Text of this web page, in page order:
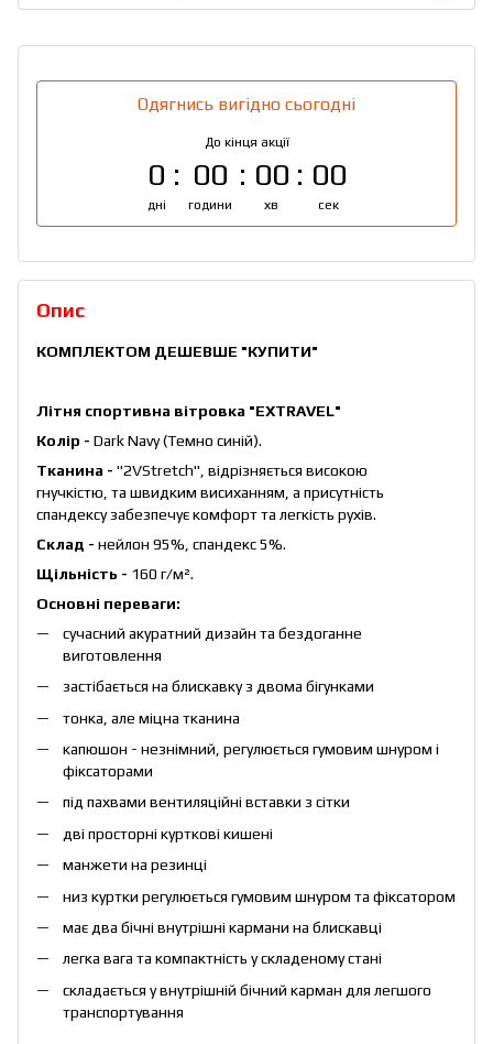
Одягнись вигідно сьогодні
До кінця акції
0
дні
00
години
00
хв
00
сек
Опис
КОМПЛЕКТОМ ДЕШЕВШЕ "КУПИТИ"
Літня спортивна вітровка "EXTRAVEL"
Колір - Dark Navy (Темно синій).
Тканина - "2VStretch", відрізняється високою
гнучкістю, та швидким висиханням, а присутність
спандексу забезпечує комфорт та легкість рухів.
Склад - нейлон 95%, спандекс 5%.
Щільність - 160 г/м².
Основні переваги:
сучасний акуратний дизайн та бездоганне
виготовлення
застібається на блискавку з двома бігунками
тонка, але міцна тканина
капюшон - незнімний, регулюється гумовим шнуром і
фіксаторами
під пахвами вентиляційні вставки з сітки
дві просторні курткові кишені
манжети на резинці
низ куртки регулюється гумовим шнуром та фіксатором
має два бічні внутрішні кармани на блискавці
легка вага та компактність у складеному стані
складається у внутрішній бічний карман для легшого
транспортування